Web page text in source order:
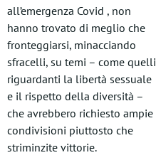
all’emergenza Covid , non
hanno trovato di meglio che
fronteggiarsi, minacciando
sfracelli, su temi – come quelli
riguardanti la libertà sessuale
e il rispetto della diversità –
che avrebbero richiesto ampie
condivisioni piuttosto che
striminzite vittorie.